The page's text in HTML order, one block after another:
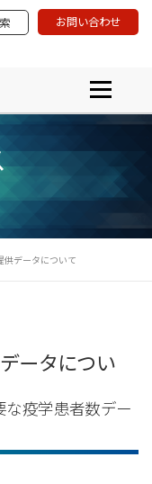
お問い合わせ
メニュー
供データについて
ータについ
疫学患者数デー